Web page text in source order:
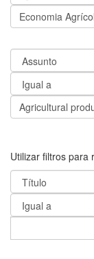
Utilizar filtros para